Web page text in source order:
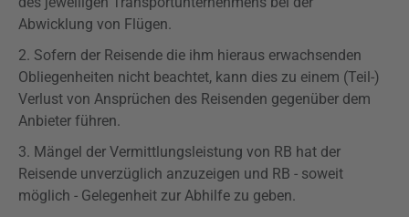
Abwicklung von Flügen.
2. Sofern der Reisende die ihm hieraus erwachsenden
Obliegenheiten nicht beachtet, kann dies zu einem (Teil-)
Verlust von Ansprüchen des Reisenden gegenüber dem
Anbieter führen.
3. Mängel der Vermittlungsleistung von RB hat der
Reisende unverzüglich anzuzeigen und RB - soweit
möglich - Gelegenheit zur Abhilfe zu geben.